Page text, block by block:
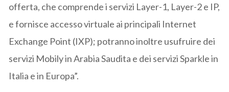
offerta, che comprende i servizi Layer-1, Layer-2 e IP,
e fornisce accesso virtuale ai principali Internet
Exchange Point (IXP); potranno inoltre usufruire dei
servizi Mobily in Arabia Saudita e dei servizi Sparkle in
Italia e in Europa”.